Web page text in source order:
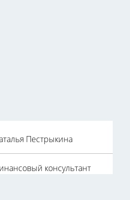
Пестрыкина
консультант